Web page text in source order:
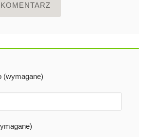
(wymagane)